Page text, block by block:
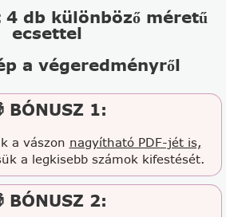
db különböző méretű
ecsettel
a végeredményről
BÓNUSZ 1:
a vászon nagyítható PDF-jét is,
a legkisebb számok kifestését.
BÓNUSZ 2: